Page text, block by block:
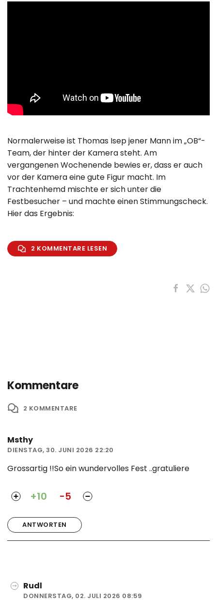
Normalerweise ist Thomas Isep jener Mann im „OB“-
Team, der hinter der Kamera steht. Am
vergangenen Wochenende bewies er, dass er auch
vor der Kamera eine gute Figur macht. Im
Trachtenhemd mischte er sich unter die
Festbesucher – und machte einen Stimmungscheck.
Hier das Ergebnis:
2 KOMMENTARE LESEN
Kommentare
2 KOMMENTARE
Msthy
DIENSTAG, 30. JUNI 2026 22:20
Grossartig !!So ein wundervolles Fest ..gratuliere
ANTWORTEN
+10 -5
Rudl
DONNERSTAG, 02. JULI 2026 08:59